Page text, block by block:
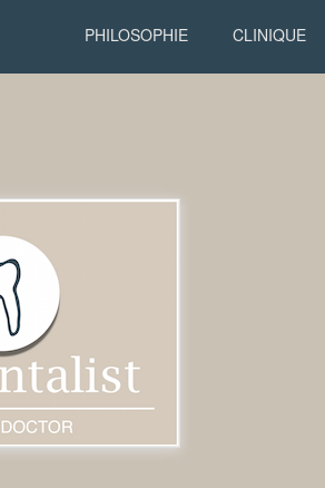
PHILOSOPHIE CLINIQUE